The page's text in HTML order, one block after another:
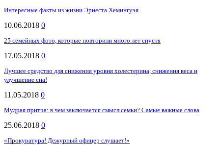
Интересные факты из жизни Эрнеста Хемингуэя
10.06.2018 0
25 семейных фото, которые повторили много лет спустя
17.05.2018 0
Лучшее средство для снижения уровня холестерина, снижения веса и
улучшение сна!
11.05.2018 0
Мудрая притча: в чем заключается смысл семьи? Самые важные слова
25.06.2018 0
«Прокуратура! Дежурный офицер слушает!»